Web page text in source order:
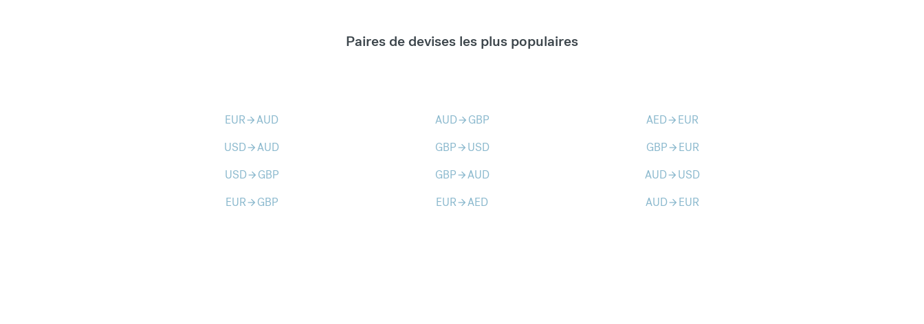
Paires de devises les plus populaires
EURarrow_forwardAUD AUDarrow_forward GBP AEDarrow_forward EUR
USDarrow_forwardAUD GBParrow_forward USD GBParrow_forward EUR
USDarrow_forward GBP GBParrow_forwardAUD AUDarrow_forward USD
EURarrow_forward GBP EURarrow_forwardAED AUDarrow_forward EUR